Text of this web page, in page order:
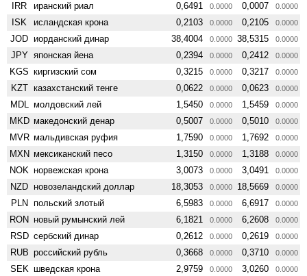
IRR иранский риал 0,6491 0.0000 0,0007 0.0000
ISK исландская крона 0,2103 0.0000 0,2105 0.0000
JOD иорданский динар 38,4004 0.0000 38,5315 0.0000
JPY японская йена 0,2394 0.0000 0,2412 0.0000
KGS киргизский сом 0,3215 0.0000 0,3217 0.0000
KZT казахстанский тенге 0,0622 0.0000 0,0623 0.0000
MDL молдовский лей 1,5450 0.0000 1,5459 0.0000
MKD македонский денар 0,5007 0.0000 0,5010 0.0000
MVR мальдивская руфия 1,7590 0.0000 1,7692 0.0000
MXN мексиканский песо 1,3150 0.0000 1,3188 0.0000
NOK норвежская крона 3,0073 0.0000 3,0491 0.0000
NZD ново­зеландский доллар 18,3053 0.0000 18,5669 0.0000
PLN польский злотый 6,5983 0.0000 6,6917 0.0000
RON новый румынский лей 6,1821 0.0000 6,2608 0.0000
RSD сербский динар 0,2612 0.0000 0,2619 0.0000
RUB российский рубль 0,3668 0.0000 0,3710 0.0000
SEK шведская крона 2,9759 0.0000 3,0260 0.0000